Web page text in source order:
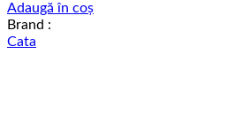
Adaugă în coș
Brand :
Cata